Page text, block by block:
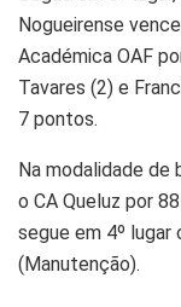
Nogueirense
Académica OAF
Tavares (2) e
7 pontos.
Na modalidade de
o CA Queluz por
segue em 4º lugar
(Manutenção).